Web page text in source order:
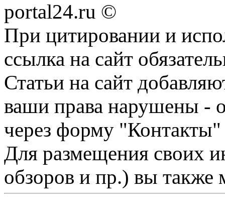
portal24.ru ©
При цитировании и
ссылка на сайт
Статьи на сайт
ваши права нарушены -
через форму "Контакты"
Для размещения своих
обзоров и пр.) вы также